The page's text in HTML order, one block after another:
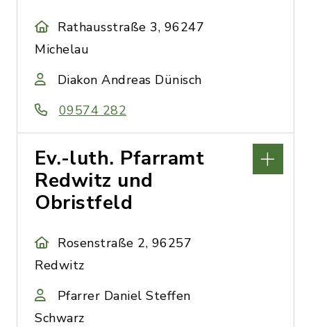
Rathausstraße 3, 96247
Michelau
Diakon Andreas Dünisch
09574 282
Ev.-luth. Pfarramt
Redwitz und
Obristfeld
Rosenstraße 2, 96257
Redwitz
Pfarrer Daniel Steffen
Schwarz